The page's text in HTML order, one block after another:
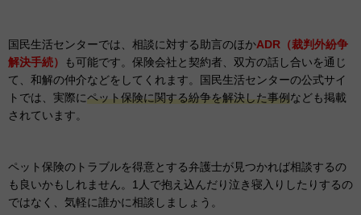
国民生活センターでは、相談に対する助言のほかADR（裁判外紛争
解決手続）
も可能です。保険会社と契約者、双方の話し合いを通じ
て、和解の仲介などをしてくれます。国民生活センターの公式サイ
トでは、実際にペット保険に関する紛争を解決した事例なども掲載
されています。
ペット保険のトラブルを得意とする弁護士が見つかれば相談するの
も良いかもしれません。1人で抱え込んだり泣き寝入りしたりするの
ではなく、気軽に誰かに相談しましょう。